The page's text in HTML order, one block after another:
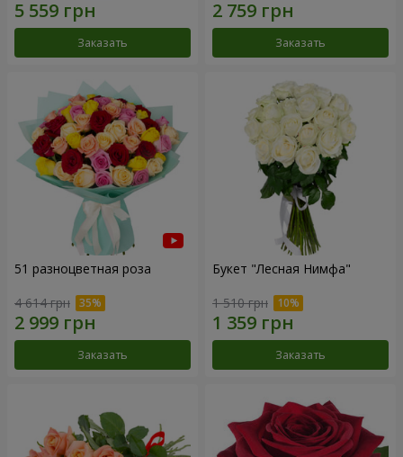
Заказать Заказать
51 разноцветная роза
4 614 грн
Заказать
Букет "Лесная Нимфа"
1 510 грн
Заказать